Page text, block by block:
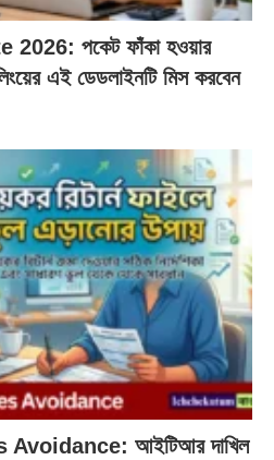
পকেট ফাঁকা হওয়ার
এই ডেডলাইনটি মিস করবেন
আইটিআর দাখিল